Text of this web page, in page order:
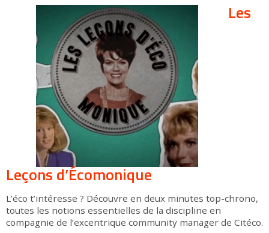
Les
Leçons d’Écomonique
L’éco t’intéresse ? Découvre en deux minutes top-chrono,
toutes les notions essentielles de la discipline en
compagnie de l’excentrique community manager de Citéco.